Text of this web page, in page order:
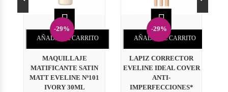
-29%

AÑADIR AL CARRITO
MAQUILLAJE
MATIFICANTE SATIN
MATT EVELINE Nº101
IVORY 30ML
-29%

AÑADIR AL CARRITO
LAPIZ CORRECTOR
EVELINE IDEAL COVER
ANTI-
IMPERFECCIONES*